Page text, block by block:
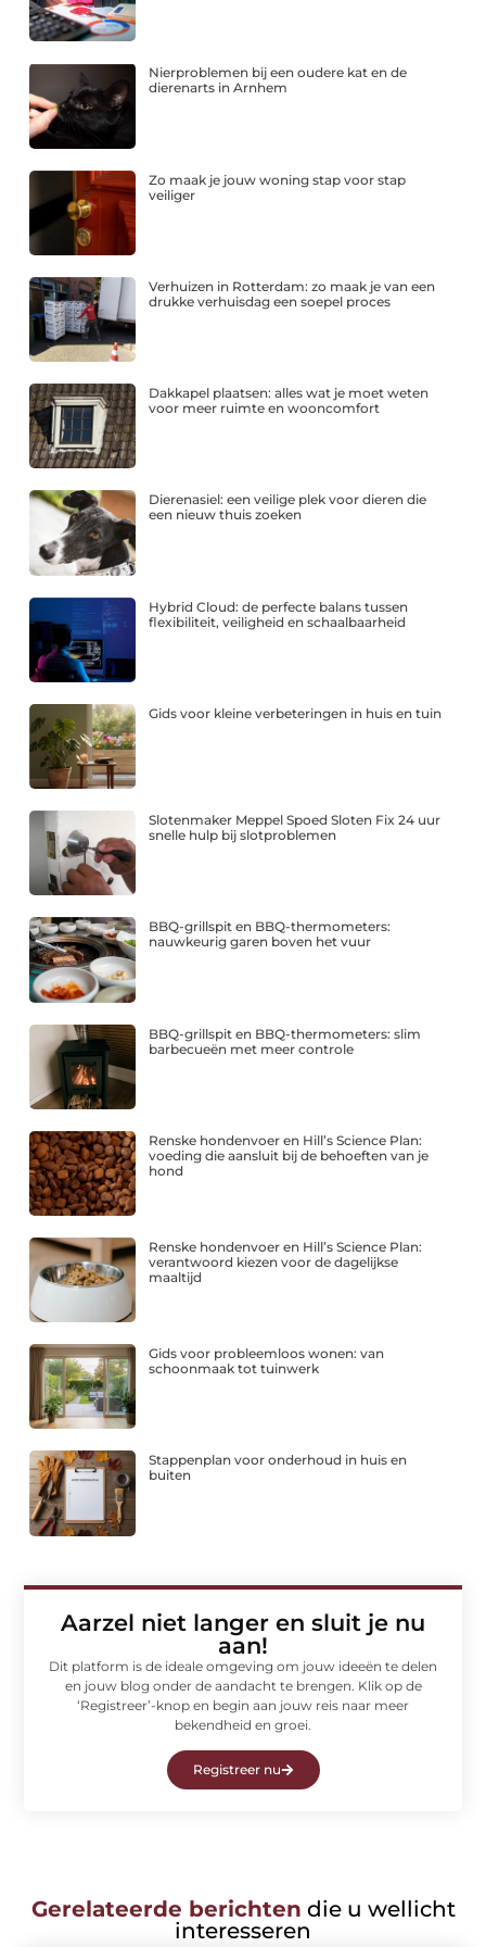
Nierproblemen bij een oudere kat en de
dierenarts in Arnhem
Zo maak je jouw woning stap voor stap
veiliger
Verhuizen in Rotterdam: zo maak je van een
drukke verhuisdag een soepel proces
Dakkapel plaatsen: alles wat je moet weten
voor meer ruimte en wooncomfort
Dierenasiel: een veilige plek voor dieren die
een nieuw thuis zoeken
Hybrid Cloud: de perfecte balans tussen
flexibiliteit, veiligheid en schaalbaarheid
Gids voor kleine verbeteringen in huis en tuin
Slotenmaker Meppel Spoed Sloten Fix 24 uur
snelle hulp bij slotproblemen
BBQ-grillspit en BBQ-thermometers:
nauwkeurig garen boven het vuur
BBQ-grillspit en BBQ-thermometers: slim
barbecueën met meer controle
Renske hondenvoer en Hill’s Science Plan:
voeding die aansluit bij de behoeften van je
hond
Renske hondenvoer en Hill’s Science Plan:
verantwoord kiezen voor de dagelijkse
maaltijd
Gids voor probleemloos wonen: van
schoonmaak tot tuinwerk
Stappenplan voor onderhoud in huis en
buiten
Aarzel niet langer en sluit je nu
aan!
Dit platform is de ideale omgeving om jouw ideeën te delen
en jouw blog onder de aandacht te brengen. Klik op de
‘Registreer’-knop en begin aan jouw reis naar meer
bekendheid en groei.
Registreer nu
Gerelateerde berichten die u wellicht
interesseren